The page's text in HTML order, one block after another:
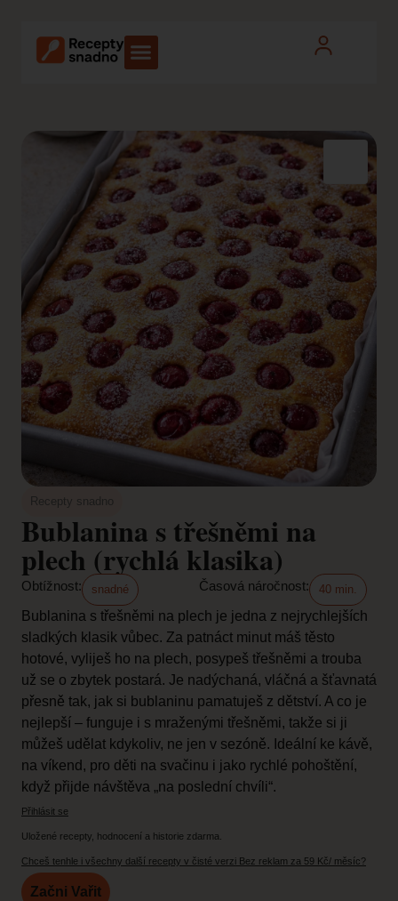
Recepty snadno
Bublanina s třešněmi na
plech (rychlá klasika)
Obtížnost: snadné Časová náročnost: 40 min.
Bublanina s třešněmi na plech je jedna z nejrychlejších
sladkých klasik vůbec. Za patnáct minut máš těsto
hotové, vyliješ ho na plech, posypeš třešněmi a trouba
už se o zbytek postará. Je nadýchaná, vláčná a šťavnatá
přesně tak, jak si bublaninu pamatuješ z dětství. A co je
nejlepší – funguje i s mraženými třešněmi, takže si ji
můžeš udělat kdykoliv, ne jen v sezóně. Ideální ke kávě,
na víkend, pro děti na svačinu i jako rychlé pohoštění,
když přijde návštěva „na poslední chvíli“.
Přihlásit se
Uložené recepty, hodnocení a historie zdarma.
Chceš tenhle i všechny další recepty v čisté verzi Bez reklam za 59 Kč/ měsíc?
Začni Vařit